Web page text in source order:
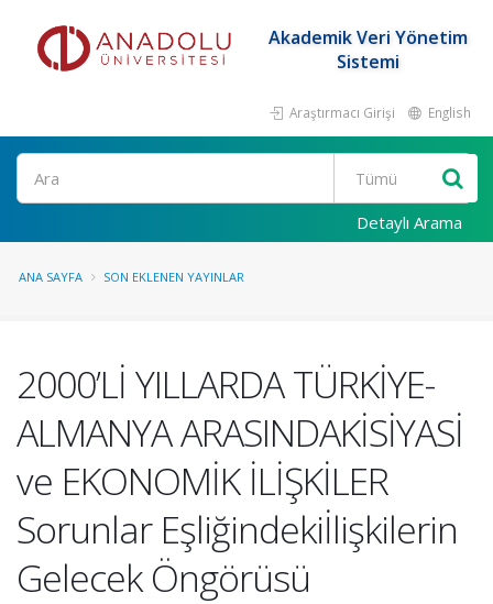
Akademik Veri Yönetim
Sistemi
Araştırmacı Girişi English
Ara
Detaylı Arama
ANA SAYFA SON EKLENEN YAYINLAR
2000’Lİ YILLARDA TÜRKİYE-
ALMANYA ARASINDAKİSİYASİ
ve EKONOMİK İLİŞKİLER
Sorunlar Eşliğindekiİlişkilerin
Gelecek Öngörüsü